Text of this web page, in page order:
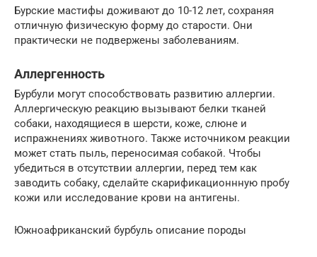
Бурские мастифы доживают до 10-12 лет, сохраняя
отличную физическую форму до старости. Они
практически не подвержены заболеваниям.
Аллергенность
Бурбули могут способствовать развитию аллергии.
Аллергическую реакцию вызывают белки тканей
собаки, находящиеся в шерсти, коже, слюне и
испражнениях животного. Также источником реакции
может стать пыль, переносимая собакой. Чтобы
убедиться в отсутствии аллергии, перед тем как
заводить собаку, сделайте скарификационнную пробу
кожи или исследование крови на антигены.
Южноафриканский бурбуль описание породы